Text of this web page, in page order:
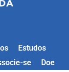
Estudos
se Doe